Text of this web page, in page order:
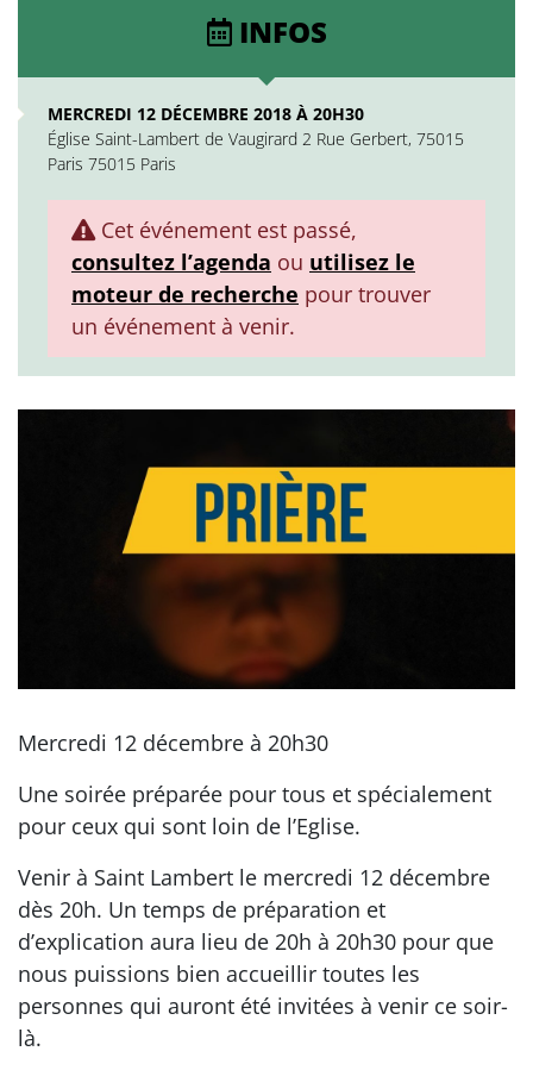
INFOS
MERCREDI 12 DÉCEMBRE 2018 À 20H30
Église Saint-Lambert de Vaugirard 2 Rue Gerbert, 75015
Paris 75015 Paris
Cet événement est passé,
consultez l’agenda ou utilisez le
moteur de recherche pour trouver
un événement à venir.
Mercredi 12 décembre à 20h30
Une soirée préparée pour tous et spécialement
pour ceux qui sont loin de l’Eglise.
Venir à Saint Lambert le mercredi 12 décembre
dès 20h. Un temps de préparation et
d’explication aura lieu de 20h à 20h30 pour que
nous puissions bien accueillir toutes les
personnes qui auront été invitées à venir ce soir-
là.